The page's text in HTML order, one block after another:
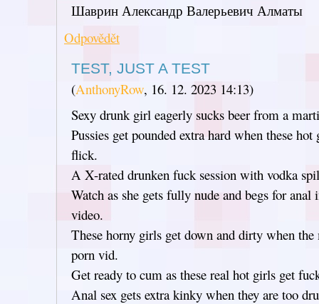
Шаврин Александр Валерьевич Алматы
Odpovědět
TEST, JUST A TEST
(AnthonyRow, 16. 12. 2023 14:13)
Sexy drunk girl eagerly sucks beer from a
Pussies get pounded extra hard when these
flick.
A X-rated drunken fuck session with vodka
Watch as she gets fully nude and begs for
video.
These horny girls get down and dirty when
porn vid.
Get ready to cum as these real hot girls get
Anal sex gets extra kinky when they are too